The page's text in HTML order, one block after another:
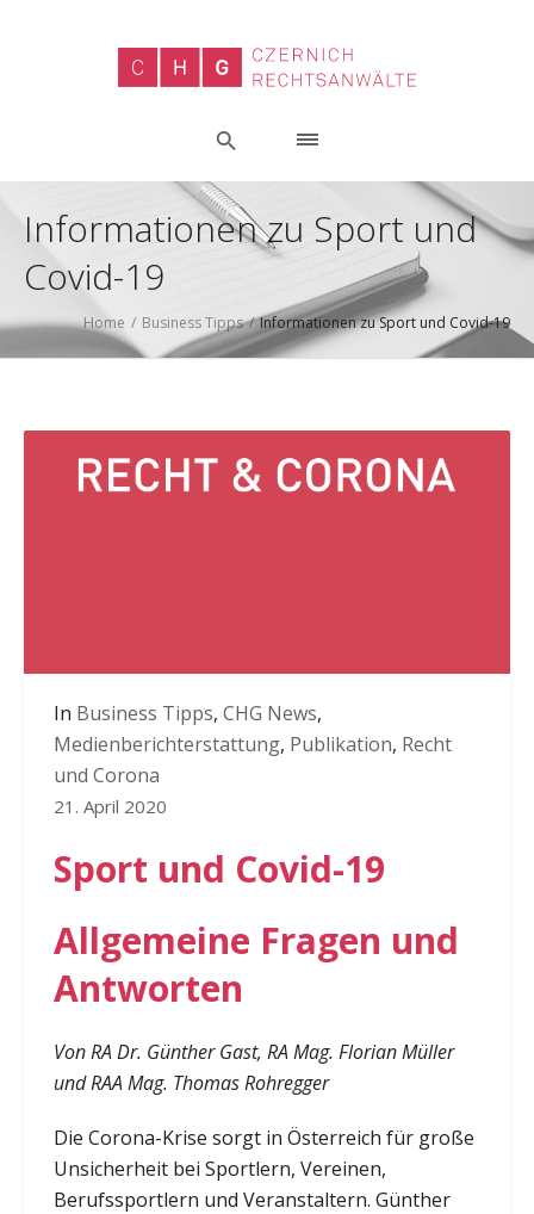
Informationen zu Sport und
Covid-19
Home / Business Tipps /Informationen zu Sport und Covid-19
In Business Tipps, CHG News,
Medienberichterstattung, Publikation, Recht
und Corona
21. April 2020
Sport und Covid-19
Allgemeine Fragen und
Antworten
Von RA Dr. Günther Gast, RA Mag. Florian Müller
und RAA Mag. Thomas Rohregger
Die Corona-Krise sorgt in Österreich für große
Unsicherheit bei Sportlern, Vereinen,
Berufssportlern und Veranstaltern. Günther